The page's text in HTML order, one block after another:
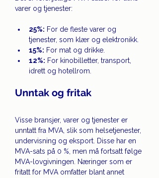
varer og tjenester:
25%: For de fleste varer og
tjenester, som klær og elektronikk.
15%: For mat og drikke.
12%: For kinobilletter, transport,
idrett og hotellrom.
Unntak og fritak
Visse bransjer, varer og tjenester er
unntatt fra MVA, slik som helsetjenester,
undervisning og eksport. Disse har en
MVA-sats på 0 %, men må fortsatt følge
MVA-lovgivningen. Næringer som er
fritatt for MVA omfatter blant annet